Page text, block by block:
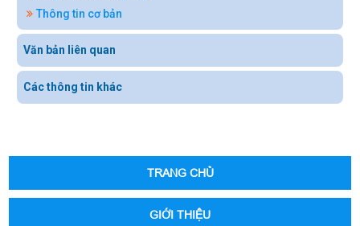
Thông tin cơ bản
Văn bản liên quan
Các thông tin khác
TRANG CHỦ
GIỚI THIỆU